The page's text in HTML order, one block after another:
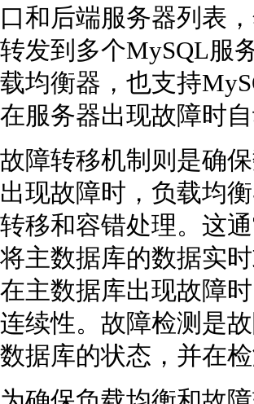
口和后端服务器列表
转发到多个MySQL服
载均衡器，也支持
在服务器出现故障时
故障转移机制则是确
出现故障时，负载均
转移和容错处理。这
将主数据库的数据实
在主数据库出现故障
连续性。故障检测是
数据库的状态，并在